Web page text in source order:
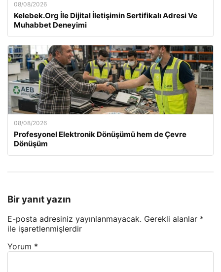
08/08/2026
Kelebek.Org İle Dijital İletişimin Sertifikalı Adresi Ve
Muhabbet Deneyimi
08/08/2026
Profesyonel Elektronik Dönüşümü hem de Çevre
Dönüşüm
Bir yanıt yazın
E-posta adresiniz yayınlanmayacak. Gerekli alanlar *
ile işaretlenmişlerdir
Yorum *